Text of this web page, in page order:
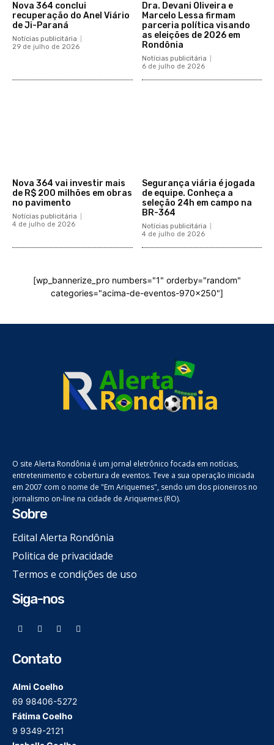
Nova 364 conclui
recuperação do Anel Viário
de Ji-Paraná
Notícias publicitária
29 de julho de 2026
Dra. Devani Oliveira e
Marcelo Lessa firmam
parceria política visando
as eleições de 2026 em
Rondônia
Notícias publicitária
6 de julho de 2026
Nova 364 vai investir mais
de R$ 200 milhões em obras
no pavimento
Notícias publicitária
4 de julho de 2026
Segurança viária é jogada
de equipe. Conheça a
seleção 24h em campo na
BR-364
Notícias publicitária
4 de julho de 2026
[wp_bannerize_pro numbers="1" orderby="random"
categories="acima-de-eventos-970x250"]
O site Alerta Rondônia é um jornal eletrônico focada em notícias,
entretenimento e cobertura de eventos. Teve a sua operação iniciada
em 2007 com o nome de "Em Ariquemes", sendo um dos pioneiros no
jornalismo on-line na cidade de Ariquemes (RO).
Sobre
Edital Alerta Rondônia
Politica de privacidade
Termos e condições de uso
Siga-nos
Contato
Almi Coelho
69 98406-5272
Fátima Coelho
9 9349-2121